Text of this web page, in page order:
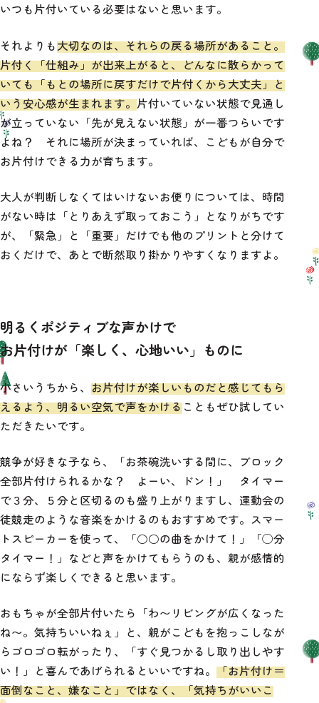
いつも片付いている必要はないと思います。
それよりも大切なのは、それらの戻る場所があること。
片付く「仕組み」が出来上がると、どんなに散らかって
いても「もとの場所に戻すだけで片付くから大丈夫」と
いう安心感が生まれます。片付いていない状態で見通し
が立っていない「先が見えない状態」が一番つらいです
よね？ それに場所が決まっていれば、こどもが自分で
お片付けできる力が育ちます。
大人が判断しなくてはいけないお便りについては、時間
がない時は「とりあえず取っておこう」となりがちです
が、「緊急」と「重要」だけでも他のプリントと分けて
おくだけで、あとで断然取り掛かりやすくなりますよ。
明るくポジティブな声かけで
お片付けが「楽しく、心地いい」ものに
小さいうちから、 お片付けが楽しいものだと感じてもら
えるよう、明るい空気で声をかけることもぜひ試してい
ただきたいです。
競争が好きな子なら、「お茶碗洗いする間に、ブロック
全部片付けられるかな？ よーい、ドン！」 タイマー
で３分、５分と区切るのも盛り上がりますし、運動会の
徒競走のような音楽をかけるのもおすすめです。スマー
トスピーカーを使って、「○○の曲をかけて！」「◯分
タイマー！」などと声をかけてもらうのも、親が感情的
にならず楽しくできると思います。
おもちゃが全部片付いたら「わ〜リビングが広くなった
ね〜。気持ちいいねぇ」と、親がこどもを抱っこしなが
らゴロゴロ転がったり、「すぐ見つかるし取り出しやす
い！」と喜んであげられるといいですね。 「お片付け＝
面倒なこと、嫌なこと」ではなく、「気持ちがいいこ